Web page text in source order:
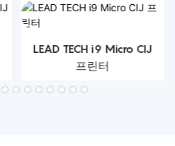
LEAD TECH i9 Micro CIJ
프린터